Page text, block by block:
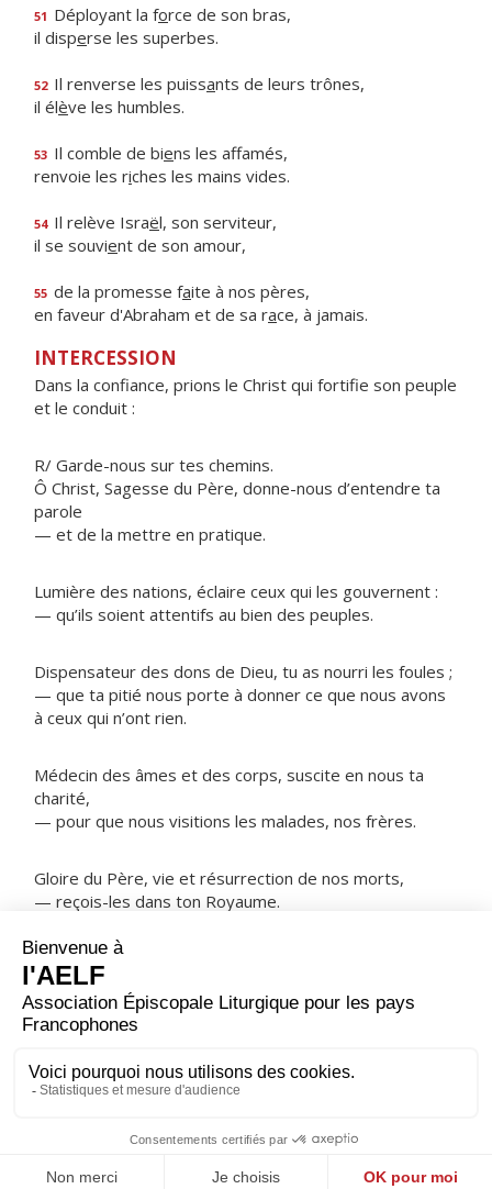
51 Déployant la force de son bras,
il disperse les superbes.
52 Il renverse les puissants de leurs trônes,
il élève les humbles.
53 Il comble de biens les affamés,
renvoie les riches les mains vides.
54 Il relève Israël, son serviteur,
il se souvient de son amour,
55 de la promesse faite à nos pères,
en faveur d'Abraham et de sa race, à jamais.
INTERCESSION
Dans la confiance, prions le Christ qui fortifie son peuple
et le conduit :
R/ Garde-nous sur tes chemins.
Ô Christ, Sagesse du Père, donne-nous d’entendre ta
parole
— et de la mettre en pratique.
Lumière des nations, éclaire ceux qui les gouvernent :
— qu’ils soient attentifs au bien des peuples.
Dispensateur des dons de Dieu, tu as nourri les foules ;
— que ta pitié nous porte à donner ce que nous avons
à ceux qui n’ont rien.
Médecin des âmes et des corps, suscite en nous ta
charité,
— pour que nous visitions les malades, nos frères.
Gloire du Père, vie et résurrection de nos morts,
— reçois-les dans ton Royaume.
NOTRE PÈRE
ORAISON
donnes pour rythmer notre vie : à travers ombres et
lumières, conduis-nous au jour qui ne finira pas.